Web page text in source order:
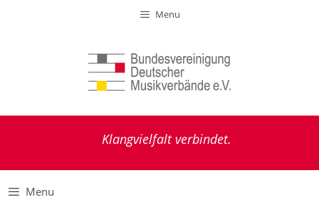
Menu
Klangvielfalt verbindet.
Menu